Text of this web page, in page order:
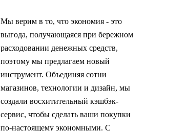
Мы верим в то, что экономия - это
выгода, получающаяся при бережном
расходовании денежных средств,
поэтому мы предлагаем новый
инструмент. Объединяя сотни
магазинов, технологии и дизайн, мы
создали восхитительный кэшбэк-
сервис, чтобы сделать ваши покупки
по-настоящему экономными. С